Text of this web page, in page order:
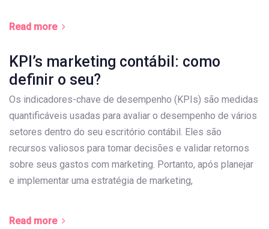
Read more
KPI’s marketing contábil: como
definir o seu?
Os indicadores-chave de desempenho (KPIs) são medidas
quantificáveis usadas para avaliar o desempenho de vários
setores dentro do seu escritório contábil. Eles são
recursos valiosos para tomar decisões e validar retornos
sobre seus gastos com marketing. Portanto, após planejar
e implementar uma estratégia de marketing,
Read more